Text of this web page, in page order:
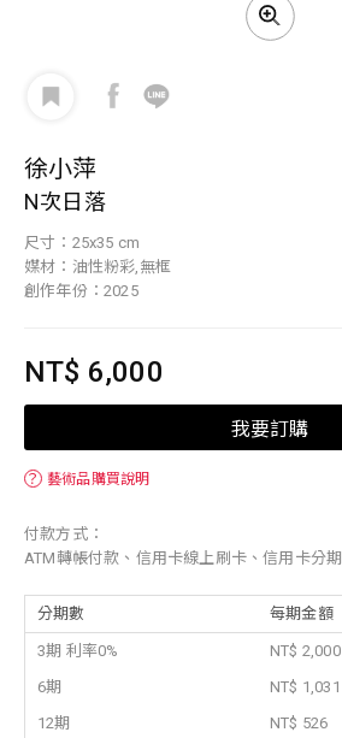
徐小萍
N次日落
尺寸：25x35 cm
媒材：油性粉彩,無框
創作年份：2025
NT$ 6,000
我要訂購
？ 藝術品購買說明
付款方式：
ATM轉帳付款、信用卡線上刷卡、信用卡分期
分期數 每期金額
3期 利率0%
NT$ 2,000
6期
NT$ 1,031
12期
NT$ 526